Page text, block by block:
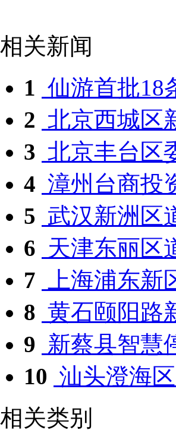
相关新闻
1 仙游首批18
2 北京西城区
3 北京丰台区
4 漳州台商投
5 武汉新洲区
6 天津东丽区
7
上海浦东新
8 黄石颐阳路
9 新蔡县智慧
10 汕头澄海
相关类别